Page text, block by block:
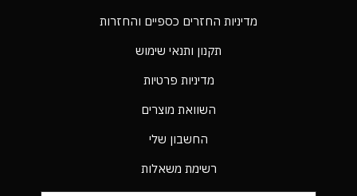
מדיניות החזרים כספיים והחזרות
תקנון ותנאי שימוש
מדיניות פרטיות
השוואת מוצרים
החשבון שלי
רשימת משאלות